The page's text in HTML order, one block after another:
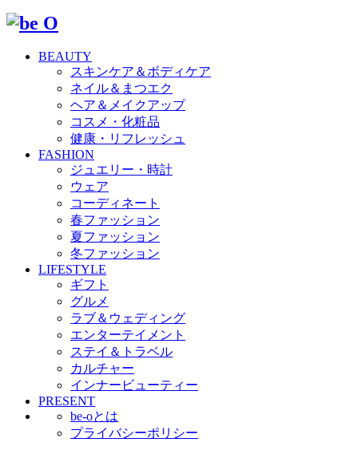
BEAUTY
スキンケア＆ボディケア
ネイル＆まつエク
ヘア＆メイクアップ
コスメ・化粧品
健康・リフレッシュ
FASHION
ジュエリー・時計
ウェア
コーディネート
春ファッション
夏ファッション
冬ファッション
LIFESTYLE
ギフト
グルメ
ラブ＆ウェディング
エンターテイメント
ステイ＆トラベル
カルチャー
インナービューティー
PRESENT
be-oとは
プライバシーポリシー